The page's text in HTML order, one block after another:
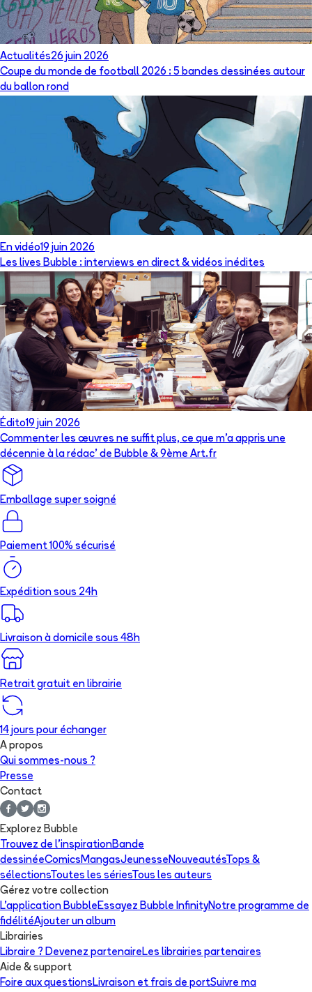
Actualités26 juin 2026
Coupe du monde de football 2026 : 5 bandes dessinées autour
du ballon rond
En vidéo19 juin 2026
Les lives Bubble : interviews en direct & vidéos inédites
Édito19 juin 2026
Commenter les œuvres ne suffit plus, ce que m’a appris une
décennie à la rédac’ de Bubble & 9ème Art.fr
Emballage super soigné
Paiement 100% sécurisé
Expédition sous 24h
Livraison à domicile sous 48h
Retrait gratuit en librairie
14 jours pour échanger
A propos
Qui sommes-nous ?
Presse
Contact
Explorez Bubble
Trouvez de l'inspirationBande
dessinéeComics MangasJeunesse NouveautésTops &
sélectionsToutes les sériesTous les auteurs
Gérez votre collection
L'application Bubble Essayez Bubble InfinityNotre programme de
fidélitéAjouter un album
Librairies
Libraire ? Devenez partenaire Les librairies partenaires
Aide & support
Foire aux questions Livraison et frais de portSuivre ma